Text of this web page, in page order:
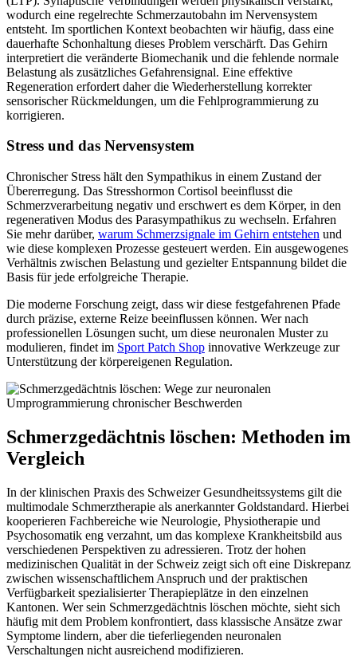
wodurch eine regelrechte Schmerzautobahn im Nervensystem
entsteht. Im sportlichen Kontext beobachten wir häufig, dass eine
dauerhafte Schonhaltung dieses Problem verschärft. Das Gehirn
interpretiert die veränderte Biomechanik und die fehlende normale
Belastung als zusätzliches Gefahrensignal. Eine effektive
Regeneration erfordert daher die Wiederherstellung korrekter
sensorischer Rückmeldungen, um die Fehlprogrammierung zu
korrigieren.
Stress und das Nervensystem
Chronischer Stress hält den Sympathikus in einem Zustand der
Übererregung. Das Stresshormon Cortisol beeinflusst die
Schmerzverarbeitung negativ und erschwert es dem Körper, in den
regenerativen Modus des Parasympathikus zu wechseln. Erfahren
Sie mehr darüber, warum Schmerzsignale im Gehirn entstehen und
wie diese komplexen Prozesse gesteuert werden. Ein ausgewogenes
Verhältnis zwischen Belastung und gezielter Entspannung bildet die
Basis für jede erfolgreiche Therapie.
Die moderne Forschung zeigt, dass wir diese festgefahrenen Pfade
durch präzise, externe Reize beeinflussen können. Wer nach
professionellen Lösungen sucht, um diese neuronalen Muster zu
modulieren, findet im Sport Patch Shop innovative Werkzeuge zur
Unterstützung der körpereigenen Regulation.
Schmerzgedächtnis löschen: Methoden im
Vergleich
In der klinischen Praxis des Schweizer Gesundheitssystems gilt die
multimodale Schmerztherapie als anerkannter Goldstandard. Hierbei
kooperieren Fachbereiche wie Neurologie, Physiotherapie und
Psychosomatik eng verzahnt, um das komplexe Krankheitsbild aus
verschiedenen Perspektiven zu adressieren. Trotz der hohen
medizinischen Qualität in der Schweiz zeigt sich oft eine Diskrepanz
zwischen wissenschaftlichem Anspruch und der praktischen
Verfügbarkeit spezialisierter Therapieplätze in den einzelnen
Kantonen. Wer sein Schmerzgedächtnis löschen möchte, sieht sich
häufig mit dem Problem konfrontiert, dass klassische Ansätze zwar
Symptome lindern, aber die tieferliegenden neuronalen
Verschaltungen nicht ausreichend modifizieren.